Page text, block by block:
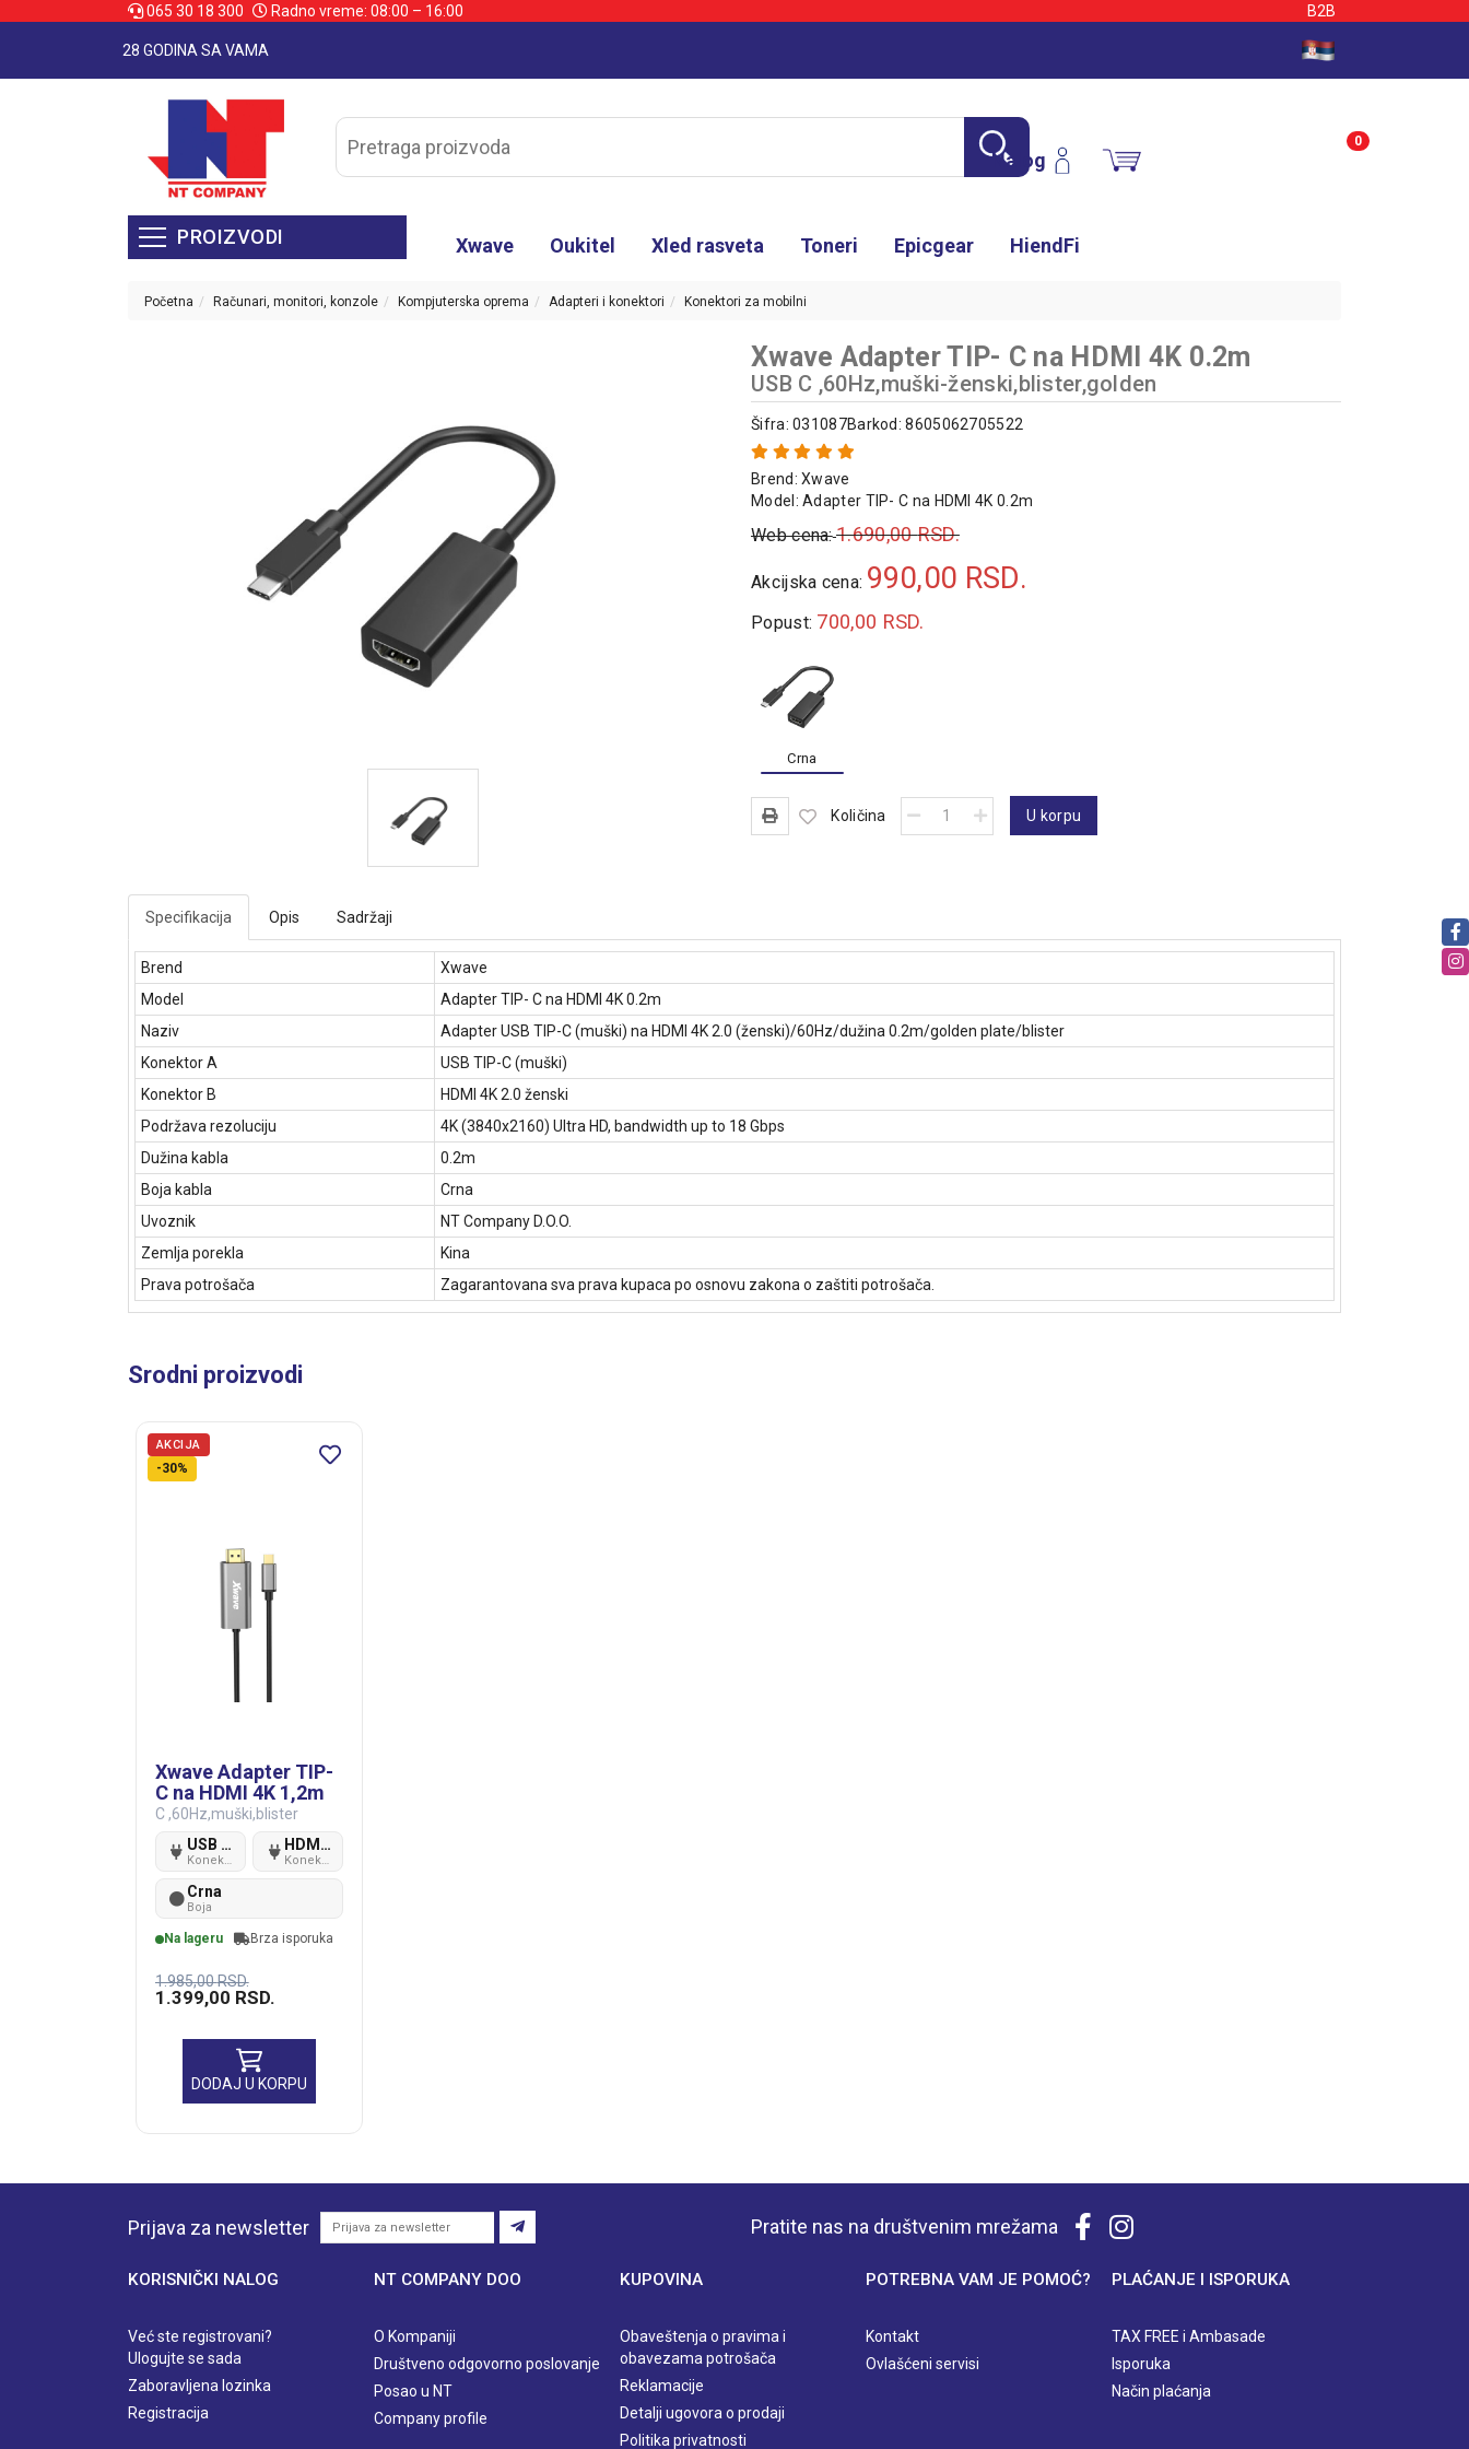
065 30 18 300 Radno vreme: 08:00 – 16:00 B2B
28 GODINA SA VAMA
Nalog
0
PROIZVODI Xwave Oukitel Xled rasveta Toneri Epicgear HiendFi
Početna Računari, monitori, konzole Kompjuterska oprema Adapteri i konektori Konektori za mobilni
Xwave Adapter TIP- C na HDMI 4K 0.2m
USB C ,60Hz,muški-ženski,blister,golden
Šifra: 031087Barkod: 8605062705522
Brend:Xwave
Model:Adapter TIP- C na HDMI 4K 0.2m
Web cena:1.690,00RSD.
Akcijska cena: 990,00 RSD.
Popust: 700,00 RSD.
Crna
Količina U korpu
Specifikacija Opis Sadržaji
Brend
Xwave
Model
Adapter TIP- C na HDMI 4K 0.2m
Naziv
Adapter USB TIP-C (muški) na HDMI 4K 2.0 (ženski)/60Hz/dužina 0.2m/golden plate/blister
Konektor A
USB TIP-C (muški)
Konektor B
HDMI 4K 2.0 ženski
Podržava rezoluciju
4K (3840x2160) Ultra HD, bandwidth up to 18 Gbps
Dužina kabla
0.2m
Boja kabla
Crna
Uvoznik
NT Company D.O.O.
Zemlja porekla
Kina
Prava potrošača
Zagarantovana sva prava kupaca po osnovu zakona o zaštiti potrošača.
Srodni proizvodi
AKCIJA
-30%
Xwave Adapter TIP-
C na HDMI 4K 1,2m
C ,60Hz,muški,blister
USB Type-C
Konektor
HDMi muški
Konektor
Crna
Boja
Na lageru Brza isporuka
1.985,00RSD.
1.399,00 RSD.
DODAJ U KORPU
Prijava za newsletter Pratite nas na društvenim mrežama
KORISNIČKI NALOG
Već ste registrovani?
Ulogujte se sada
Zaboravljena lozinka
Registracija
NT COMPANY DOO
O Kompaniji
Društveno odgovorno poslovanje
Posao u NT
Company profile
KUPOVINA
Obaveštenja o pravima i
obavezama potrošača
Reklamacije
Detalji ugovora o prodaji
Politika privatnosti
POTREBNA VAM JE POMOĆ?
Kontakt
Ovlašćeni servisi
PLAĆANJE I ISPORUKA
TAX FREE i Ambasade
Isporuka
Način plaćanja